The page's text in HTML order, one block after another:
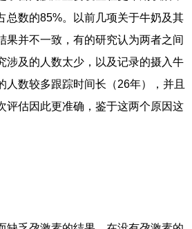
总数的85%。以前几项关于牛奶及其
果并不一致，有的研究认为两者之间
涉及的人数太少，以及记录的摄入牛
人数较多跟踪时间长（26年），并且
评估因此更准确，鉴于这两个原因这